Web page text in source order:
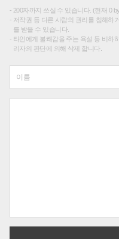
200자까지 쓰실 수 있습니다. (현재 0
저작권 등 다른 사람의 권리를 침해하
를 받을 수 있습니다.
타인에게 불쾌감을 주는 욕설 등 비하
리자의 판단에 의해 삭제 합니다.